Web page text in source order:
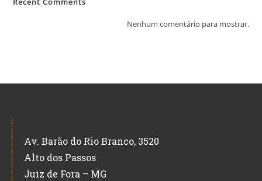
Nenhum comentário para mostrar.
Av. Barão do Rio Branco, 3520
Alto dos Passos
Juiz de Fora – MG